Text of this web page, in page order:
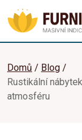
Domů
Blog
Rustikální
atmosféru